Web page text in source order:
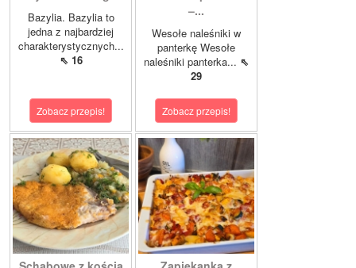
Bazylia. Bazylia to
jedna z najbardziej
charakterystycznych...
⇖ 16
Zobacz przepis!
–...
Wesołe naleśniki w
panterkę Wesołe
naleśniki panterka... ⇖
29
Zobacz przepis!